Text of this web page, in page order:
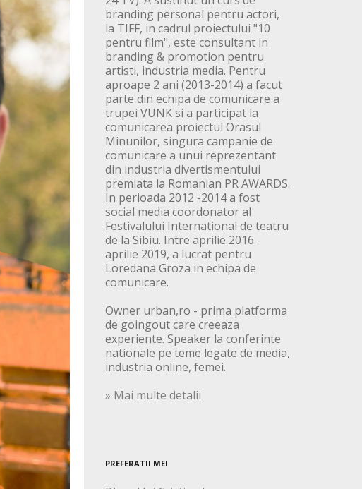
branding personal pentru actori,
la TIFF, in cadrul proiectului "10
pentru film", este consultant in
branding & promotion pentru
artisti, industria media. Pentru
aproape 2 ani (2013-2014) a facut
parte din echipa de comunicare a
trupei VUNK si a participat la
comunicarea proiectul Orasul
Minunilor, singura campanie de
comunicare a unui reprezentant
din industria divertismentului
premiata la Romanian PR AWARDS.
In perioada 2012 -2014 a fost
social media coordonator al
Festivalului International de teatru
de la Sibiu. Intre aprilie 2016 -
aprilie 2019, a lucrat pentru
Loredana Groza in echipa de
comunicare.
Owner urban,ro - prima platforma
de goingout care creeaza
experiente. Speaker la conferinte
nationale pe teme legate de media,
industria online, femei.
» Mai multe detalii
PREFERATII MEI